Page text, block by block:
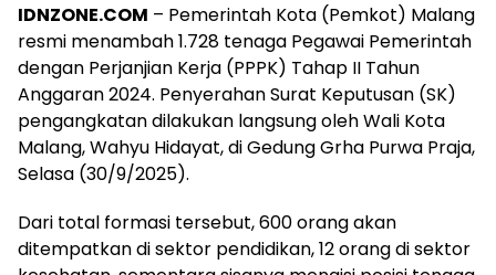
IDNZONE.COM – Pemerintah Kota (Pemkot) Malang
resmi menambah 1.728 tenaga Pegawai Pemerintah
dengan Perjanjian Kerja (PPPK) Tahap II Tahun
Anggaran 2024. Penyerahan Surat Keputusan (SK)
pengangkatan dilakukan langsung oleh Wali Kota
Malang, Wahyu Hidayat, di Gedung Grha Purwa Praja,
Selasa (30/9/2025).
Dari total formasi tersebut, 600 orang akan
ditempatkan di sektor pendidikan, 12 orang di sektor